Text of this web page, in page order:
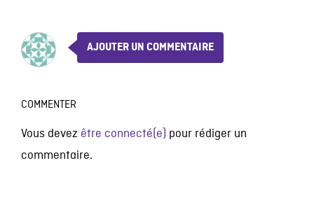
AJOUTER UN COMMENTAIRE
COMMENTER
Vous devez être connecté(e) pour rédiger un
commentaire.